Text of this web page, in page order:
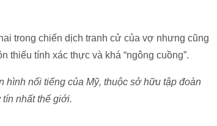
trong chiến dịch tranh cử của vợ nhưng cũng
thiếu tính xác thực và khá “ngông cuồng”.
hình nổi tiếng của Mỹ, thuộc sở hữu tập đoàn
tín nhất thế giới.